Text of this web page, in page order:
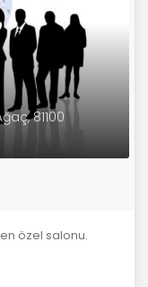
81100
özel salonu.